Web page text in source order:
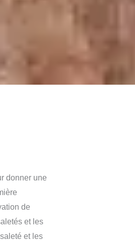
donner une
de
et les
et les